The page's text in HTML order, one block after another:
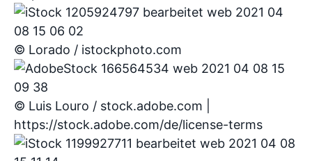
© Lorado / istockphoto.com
© Luis Louro / stock.adobe.com |
https://stock.adobe.com/de/license-terms